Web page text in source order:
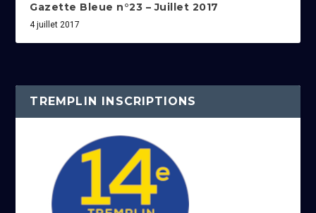
Gazette Bleue n°23 – Juillet 2017
4 juillet 2017
TREMPLIN INSCRIPTIONS